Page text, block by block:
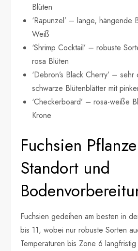
Blüten
‘Rapunzel’ – lange, hängende
Weiß
‘Shrimp Cocktail’ – robuste
rosa Blüten
‘Debron’s Black Cherry’ –
schwarze Blütenblätter mit
‘Checkerboard’ – rosa-weiße
Krone
Fuchsien
Standort und
Fuchsien gedeihen am besten in
bis 11, wobei nur robuste Sorten
Temperaturen bis Zone 6